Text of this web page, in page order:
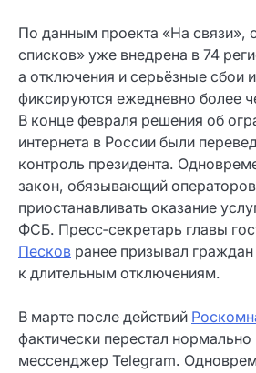
По данным проекта «На связи»,
списков» уже внедрена в 74
а отключения и серьёзные сбои
фиксируются ежедневно более
В конце февраля решения об
интернета в России были
контроль президента.
закон, обязывающий
приостанавливать оказание
ФСБ. Пресс‑секретарь главы
Песков ранее призывал граждан
к длительным отключениям.
В марте после действий
фактически перестал нормально
мессенджер Telegram.